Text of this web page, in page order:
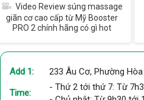
Video Review súng massage
giãn cơ cao cấp từ Mỹ Booster
PRO 2 chính hãng có gì hot
Add 1: 233 Âu Cơ, Phường
Time:
- Thứ 2 tới thứ 7: Từ